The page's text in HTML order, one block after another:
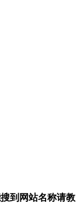
到网站名称请教